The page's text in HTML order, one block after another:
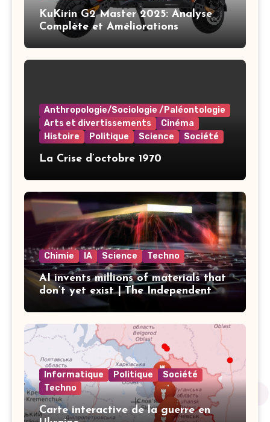
KuKirin G2 Master 2025: Analyse
Complète et Améliorations
Anthropologie/Sociologie /Paléontologie
Arts et divertissements
Cinéma
Histoire
Politique Science Société
La Crise d’octobre 1970
Chimie IA Science Techno
AI invents millions of materials that
don’t yet exist | The Independent
Informatique Politique
Société
Techno
Carte interactive de la guerre en